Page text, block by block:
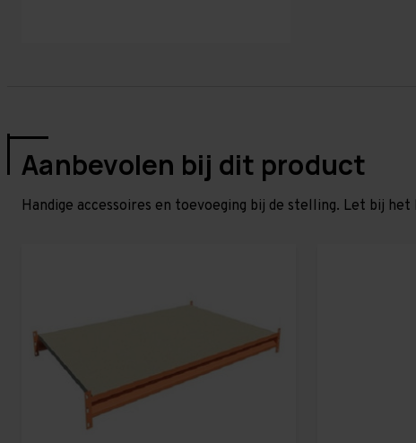
Aanbevolen bij dit product
Handige accessoires en toevoeging bij de stelling. Let bij